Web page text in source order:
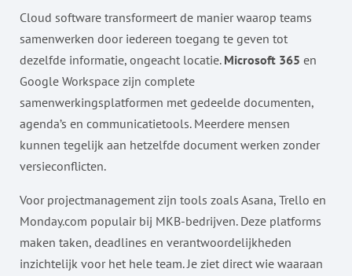
Cloud software transformeert de manier waarop teams
samenwerken door iedereen toegang te geven tot
dezelfde informatie, ongeacht locatie. Microsoft 365 en
Google Workspace zijn complete
samenwerkingsplatformen met gedeelde documenten,
agenda’s en communicatietools. Meerdere mensen
kunnen tegelijk aan hetzelfde document werken zonder
versieconflicten.
Voor projectmanagement zijn tools zoals Asana, Trello en
Monday.com populair bij MKB-bedrijven. Deze platforms
maken taken, deadlines en verantwoordelijkheden
inzichtelijk voor het hele team. Je ziet direct wie waaraan